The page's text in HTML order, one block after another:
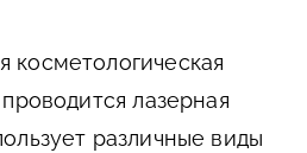
лазерная
различные виды